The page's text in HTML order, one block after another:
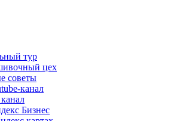
тур
цех
советы
канал
Бизнес